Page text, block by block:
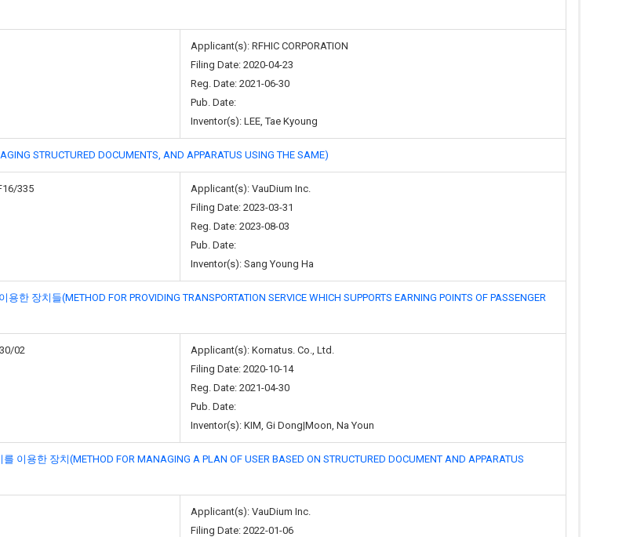
Applicant(s): RFHIC CORPORATION
Filing Date: 2020-04-23
Reg. Date: 2021-06-30
Pub. Date:
Inventor(s): LEE, Tae Kyoung
STRUCTURED DOCUMENTS, AND APPARATUS USING THE SAME)
335
Applicant(s): VauDium Inc.
Filing Date: 2023-03-31
Reg. Date: 2023-08-03
Pub. Date:
Inventor(s): Sang Young Ha
장치들(METHOD FOR PROVIDING TRANSPORTATION SERVICE WHICH SUPPORTS EARNING POINTS OF PASSENGER
02
Applicant(s): Kornatus. Co., Ltd.
Filing Date: 2020-10-14
Reg. Date: 2021-04-30
Pub. Date:
Inventor(s): KIM, Gi Dong|Moon, Na Youn
용한 장치(METHOD FOR MANAGING A PLAN OF USER BASED ON STRUCTURED DOCUMENT AND APPARATUS
Applicant(s): VauDium Inc.
Filing Date: 2022-01-06